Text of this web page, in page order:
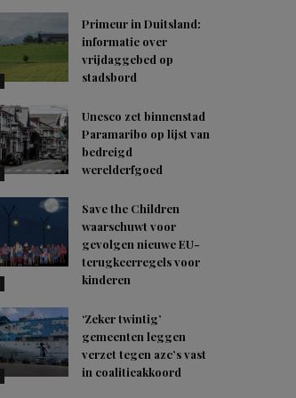
Primeur in Duitsland:
informatie over
vrijdaggebed op
stadsbord
Unesco zet binnenstad
Paramaribo op lijst van
bedreigd
werelderfgoed
Save the Children
waarschuwt voor
gevolgen nieuwe EU-
terugkeerregels voor
kinderen
‘Zeker twintig’
gemeenten leggen
verzet tegen azc’s vast
in coalitieakkoord